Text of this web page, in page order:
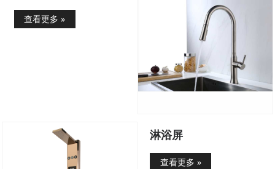
查看更多 »
淋浴屏
查看更多 »